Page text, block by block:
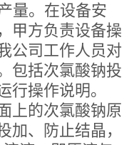
量。在设备安
甲方负责设备操
公司工作人员对
包括次氯酸钠投
行操作说明。
上的次氯酸钠原
加、
防止结晶，